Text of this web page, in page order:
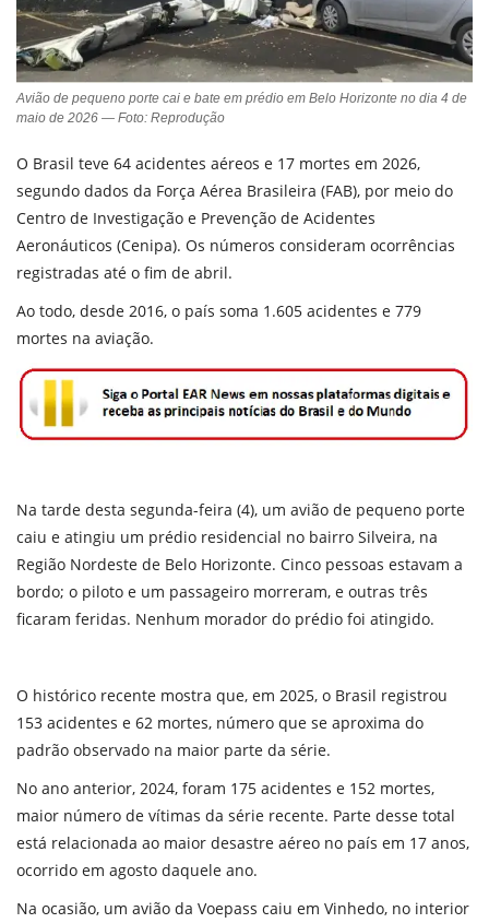
Avião de pequeno porte cai e bate em prédio em Belo Horizonte no dia 4 de
maio de 2026 — Foto: Reprodução
O Brasil teve 64 acidentes aéreos e 17 mortes em 2026,
segundo dados da Força Aérea Brasileira (FAB), por meio do
Centro de Investigação e Prevenção de Acidentes
Aeronáuticos (Cenipa). Os números consideram ocorrências
registradas até o fim de abril.
Ao todo, desde 2016, o país soma 1.605 acidentes e 779
mortes na aviação.
Na tarde desta segunda-feira (4), um avião de pequeno porte
caiu e atingiu um prédio residencial no bairro Silveira, na
Região Nordeste de Belo Horizonte. Cinco pessoas estavam a
bordo; o piloto e um passageiro morreram, e outras três
ficaram feridas. Nenhum morador do prédio foi atingido.
O histórico recente mostra que, em 2025, o Brasil registrou
153 acidentes e 62 mortes, número que se aproxima do
padrão observado na maior parte da série.
No ano anterior, 2024, foram 175 acidentes e 152 mortes,
maior número de vítimas da série recente. Parte desse total
está relacionada ao maior desastre aéreo no país em 17 anos,
ocorrido em agosto daquele ano.
Na ocasião, um avião da Voepass caiu em Vinhedo, no interior